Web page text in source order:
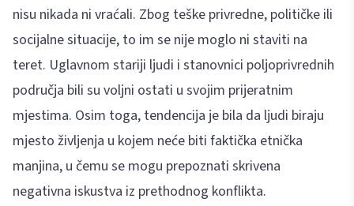
nisu nikada ni vraćali. Zbog teške privredne, političke ili
socijalne situacije, to im se nije moglo ni staviti na
teret. Uglavnom stariji ljudi i stanovnici poljoprivrednih
područja bili su voljni ostati u svojim prijeratnim
mjestima. Osim toga, tendencija je bila da ljudi biraju
mjesto življenja u kojem neće biti faktička etnička
manjina, u čemu se mogu prepoznati skrivena
negativna iskustva iz prethodnog konflikta.